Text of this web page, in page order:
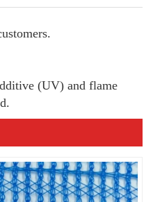
GIÓ
(UV) and flame